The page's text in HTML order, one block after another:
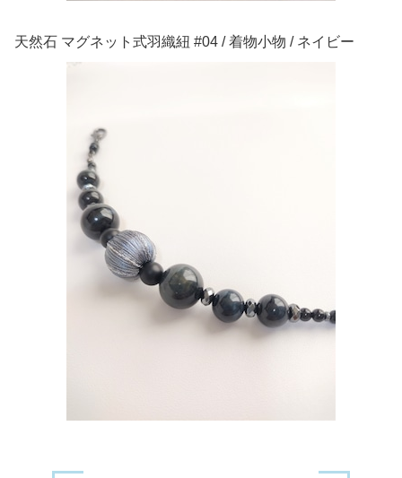
天然石 マグネット式羽織紐 #04 / 着物小物 / ネイビー